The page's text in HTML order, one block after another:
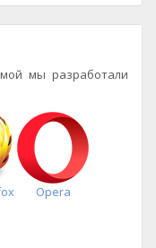
мы разработали
Opera